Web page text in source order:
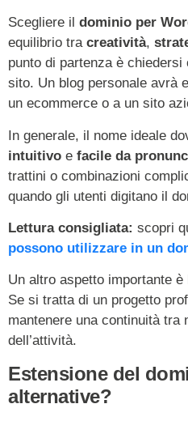
Scegliere il dominio per
equilibrio tra creatività,
punto di partenza è
sito. Un blog personale avrà
un ecommerce o a un sito
In generale, il nome ideale
intuitivo e facile da
trattini o combinazioni
quando gli utenti digitano il
Lettura consigliata: scopri
possono utilizzare in un
Un altro aspetto importante è
Se si tratta di un progetto
mantenere una continuità tra
dell’attività.
Estensione del
alternative?